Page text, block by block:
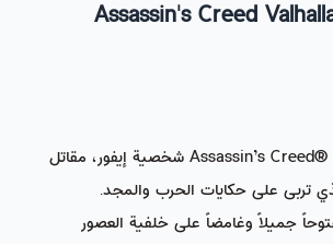
Assassin's Creed
تجسّد في Assassin’s Creed® Valhalla شخصية إيفور، مقاتل
تربى على حكايات الحرب والمجد.
جميلاً وغامضاً على خلفية العصور